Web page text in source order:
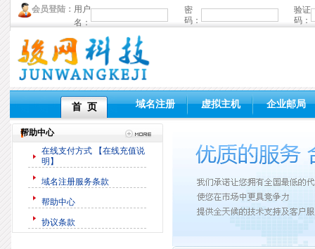
会员登陆： 用户
名：
密
码：
验证
码：
首 页 域名注册 虚拟主机 企业邮局
帮助中心
在线支付方式 【在线充值说
明】
域名注册服务条款
帮助中心
协议条款